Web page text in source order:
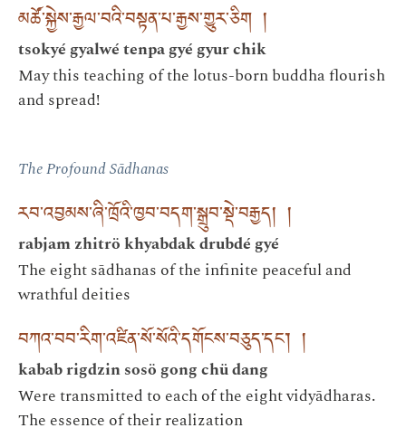
མཚོ་སྐྱེས་རྒྱལ་བའི་བསྟན་པ་རྒྱས་གྱུར་ཅིག །
tsokyé gyalwé tenpa gyé gyur chik
May this teaching of the lotus-born buddha flourish
and spread!
The Profound Sādhanas
རབ་འབྱམས་ཞི་ཁྲོའི་ཁྱབ་བདག་སྒྲུབ་སྡེ་བརྒྱད། །
rabjam zhitrö khyabdak drubdé gyé
The eight sādhanas of the infinite peaceful and
wrathful deities
བཀའ་བབ་རིག་འཛིན་སོ་སོའི་དགོངས་བཅུད་དང༌། །
kabab rigdzin sosö gong chü dang
Were transmitted to each of the eight vidyādharas.
The essence of their realization